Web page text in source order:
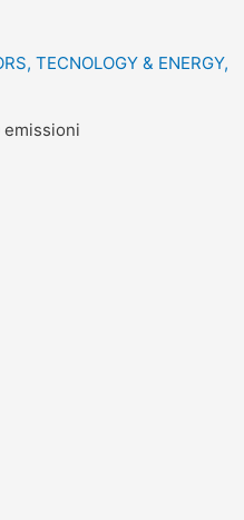
, TECNOLOGY & ENERGY,
emissioni